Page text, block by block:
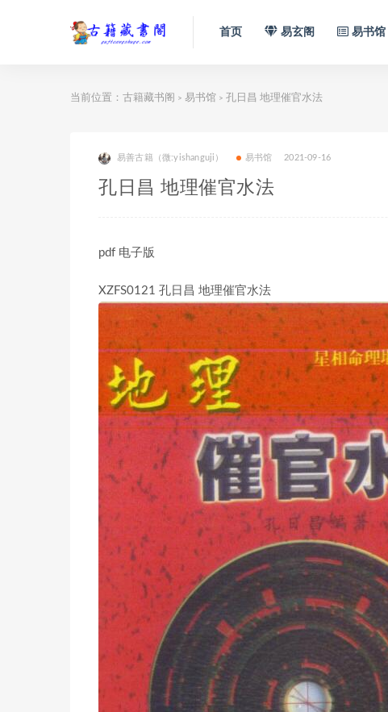
首页 易玄阁 易书馆
当前位置： 古籍藏书阁 > 易书馆 > 孔日昌 地理催官水法
易善古籍（微:yishanguji） 易书馆 2021-09-16
孔日昌 地理催官水法
pdf 电子版
XZFS0121 孔日昌 地理催官水法